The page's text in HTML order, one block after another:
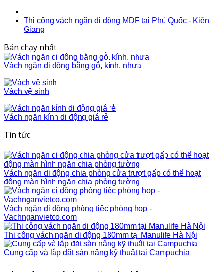
Thi công vách ngăn di động MDF tại Phú Quốc - Kiên
Giang
Bán chạy nhất
Vách ngăn di động bằng gỗ, kính, nhựa
Vách vệ sinh
Vách ngăn kính di động giá rẻ
Tin tức
Vách ngăn di động chia phòng cửa trượt gấp có thể hoạt
động màn hình ngăn chia phòng tường
Vách ngăn di động phòng tiệc phòng họp -
Vachnganvietco.com
Thi công vách ngăn di động 180mm tại Manulife Hà Nội
Cung cấp và lắp đặt sàn nâng kỹ thuật tại Campuchia